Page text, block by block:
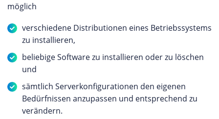
möglich
verschiedene Distributionen eines Betriebssystems
zu installieren,
beliebige Software zu installieren oder zu löschen
und
sämtlich Serverkonfigurationen den eigenen
Bedürfnissen anzupassen und entsprechend zu
verändern.